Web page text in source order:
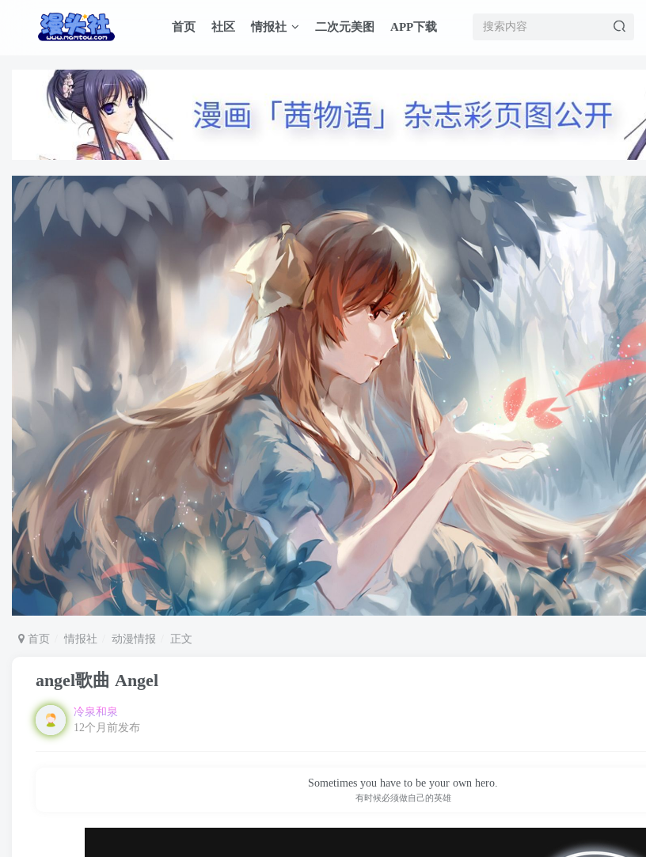
首页 社区 情报社 二次元美图 APP下载
首页 情报社 动漫情报 正文
angel歌曲 Angel
冷泉和泉
12个月前发布
Sometimes you have to be your own hero.
有时候必须做自己的英雄